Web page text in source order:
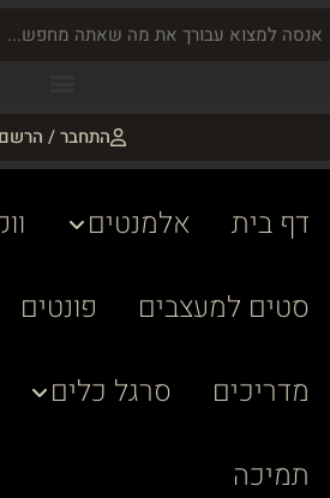
התחבר / הרשם
דף בית אלמנטים
סטים למעצבים
פונטים
מדריכים
סרגל כלים
תמיכה